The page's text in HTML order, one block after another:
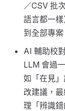
／CSV 批
語言都一
到全部專
AI 輔助校
LLM 會過
如「在見
改建議，
理「辨識